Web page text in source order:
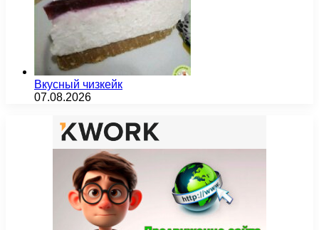
Вкусный чизкейк
07.08.2026